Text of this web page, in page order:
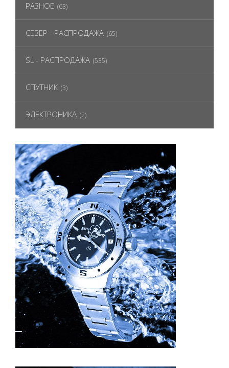
РАЗНОЕ (63)
СЕВЕР - РАСПРОДАЖА (65)
SL - РАСПРОДАЖА (535)
СПУТНИК (3)
ЭЛЕКТРОНИКА (2)